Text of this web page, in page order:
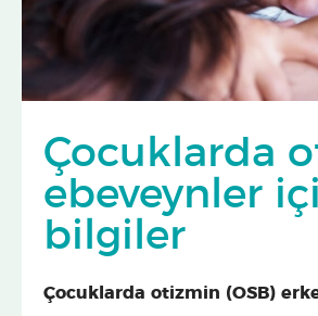
Çocuklarda
ebeveynler
bilgiler
Çocuklarda otizmin (OSB)